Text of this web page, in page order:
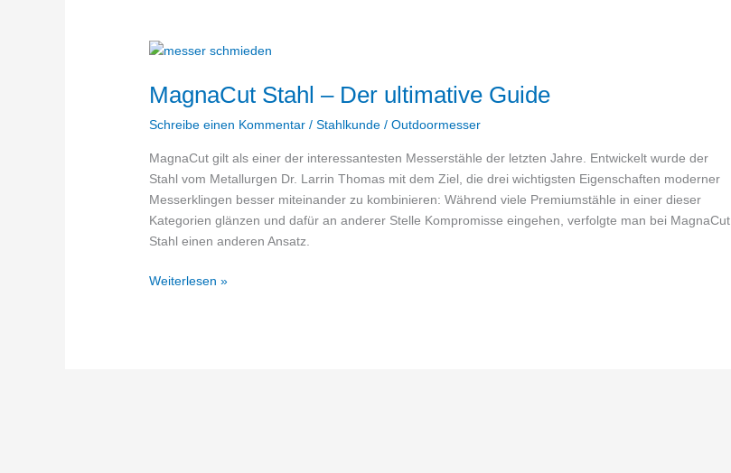
bessere
MagnaCut Stahl – Der ultimative Guide
Schreibe einen Kommentar /Stahlkunde /Outdoormesser
MagnaCut gilt als einer der interessantesten Messerstähle der letzten Jahre. Entwickelt wurde der
Stahl vom Metallurgen Dr. Larrin Thomas mit dem Ziel, die drei wichtigsten Eigenschaften moderner
Messerklingen besser miteinander zu kombinieren: Während viele Premiumstähle in einer dieser
Kategorien glänzen und dafür an anderer Stelle Kompromisse eingehen, verfolgte man bei MagnaCut
Stahl einen anderen Ansatz.
MagnaCut
Weiterlesen »